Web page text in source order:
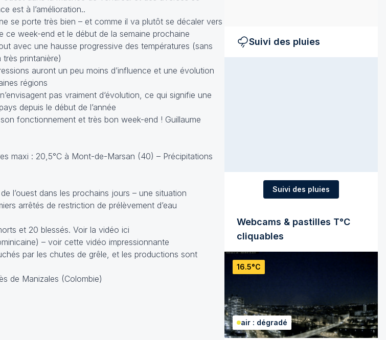
est à l’amélioration..
se porte très bien – et comme il va plutôt se décaler vers
ce week-end et le début de la semaine prochaine
avec une hausse progressive des températures (sans
très printanière)
auront un peu moins d’influence et une évolution
régions
pas vraiment d‘évolution, ce qui signifie une
depuis le début de l’année
fonctionnement et très bon week-end ! Guillaume
maxi : 20,5°C à Mont-de-Marsan (40) – Précipitations
l’ouest dans les prochains jours – une situation
arrêtés de restriction de prélèvement d’eau
et 20 blessés. Voir la vidéo ici
– voir cette vidéo impressionnante
par les chutes de grêle, et les productions sont
de Manizales (Colombie)
Suivi des pluies
Suivi des pluies
Webcams & pastilles T°C
cliquables
16.5°C
air : dégradé